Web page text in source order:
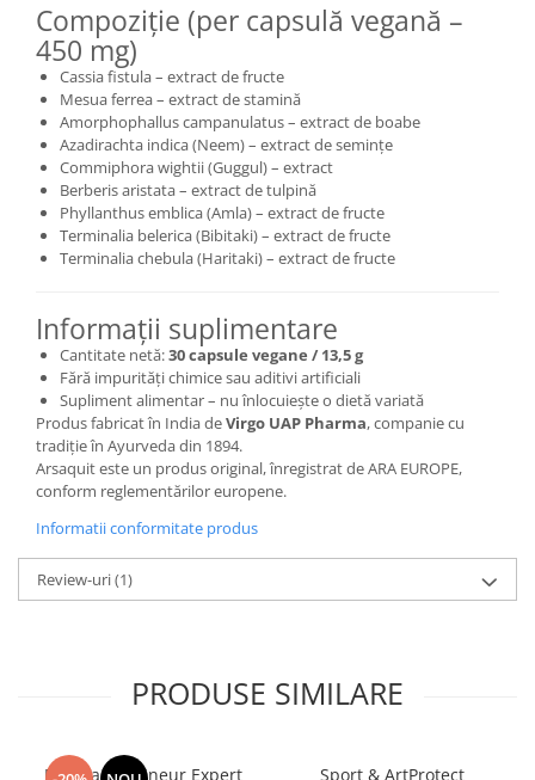
Compoziție (per capsulă vegană –
450 mg)
Cassia fistula – extract de fructe
Mesua ferrea – extract de stamină
Amorphophallus campanulatus – extract de boabe
Azadirachta indica (Neem) – extract de semințe
Commiphora wightii (Guggul) – extract
Berberis aristata – extract de tulpină
Phyllanthus emblica (Amla) – extract de fructe
Terminalia belerica (Bibitaki) – extract de fructe
Terminalia chebula (Haritaki) – extract de fructe
Informații suplimentare
Cantitate netă:30 capsule vegane / 13,5 g
Fără impurități chimice sau aditivi artificiali
Supliment alimentar – nu înlocuiește o dietă variată
Produs fabricat în India deVirgo UAP Pharma, companie cu
tradiție în Ayurveda din 1894.
Arsaquit este un produs original, înregistrat de ARA EUROPE,
conform reglementărilor europene.
Informatii conformitate produs
Review-uri(1)
PRODUSE SIMILARE
Manhaē Draineur Expert
Sport & ArtProtect